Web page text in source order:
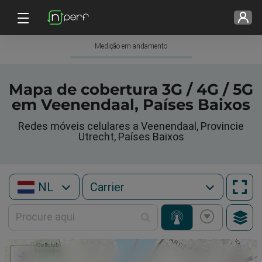
Medição em andamento
Mapa de cobertura 3G / 4G / 5G
em Veenendaal, Países Baixos
Redes móveis celulares a Veenendaal, Provincie
Utrecht, Países Baixos
NL